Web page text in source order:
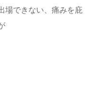
場できない、痛みを庇